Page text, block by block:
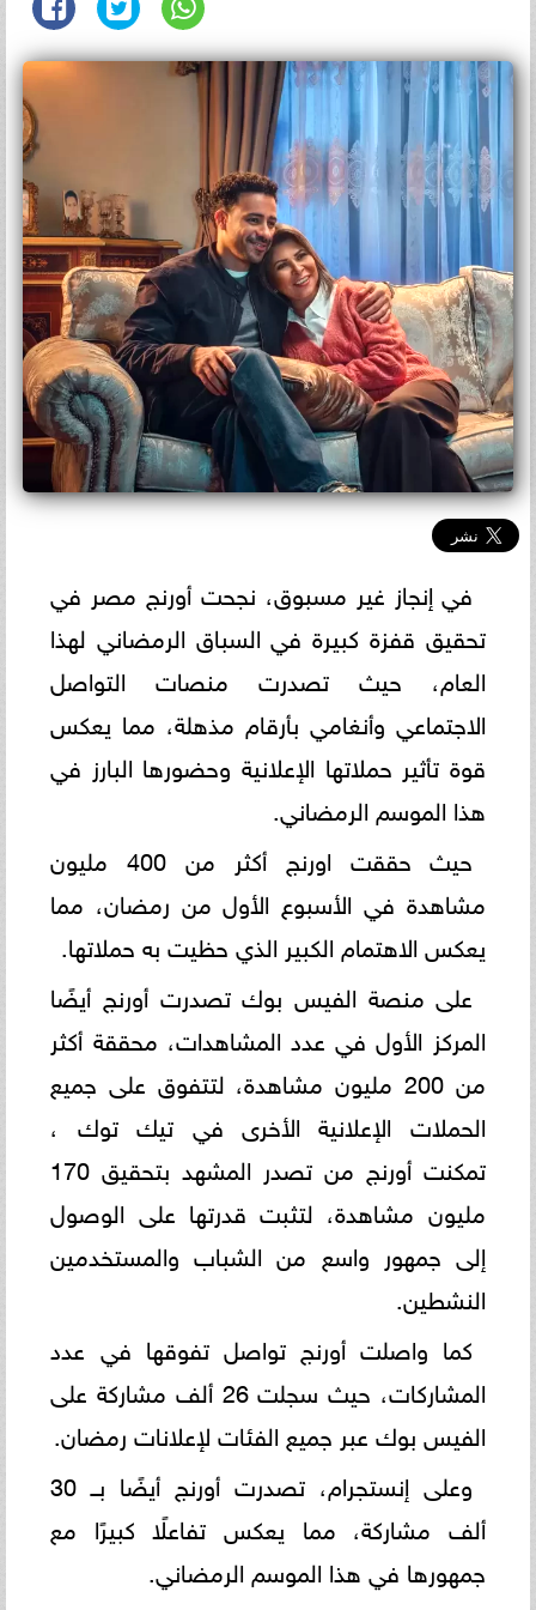
في إنجاز غير مسبوق، نجحت أورنج مصر في
تحقيق قفزة كبيرة في السباق الرمضاني لهذا
العام، حيث تصدرت منصات التواصل
الاجتماعي وأنغامي بأرقام مذهلة، مما يعكس
قوة تأثير حملاتها الإعلانية وحضورها البارز في
هذا الموسم الرمضاني.
حيث حققت اورنج أكثر من 400 مليون
مشاهدة في الأسبوع الأول من رمضان، مما
يعكس الاهتمام الكبير الذي حظيت به حملاتها.
على منصة الفيس بوك تصدرت أورنج أيضًا
المركز الأول في عدد المشاهدات، محققة أكثر
من 200 مليون مشاهدة، لتتفوق على جميع
الحملات الإعلانية الأخرى في تيك توك ،
تمكنت أورنج من تصدر المشهد بتحقيق 170
مليون مشاهدة، لتثبت قدرتها على الوصول
إلى جمهور واسع من الشباب والمستخدمين
النشطين.
كما واصلت أورنج تواصل تفوقها في عدد
المشاركات، حيث سجلت 26 ألف مشاركة على
الفيس بوك عبر جميع الفئات لإعلانات رمضان.
وعلى إنستجرام، تصدرت أورنج أيضًا بــ 30
ألف مشاركة، مما يعكس تفاعلًا كبيرًا مع
جمهورها في هذا الموسم الرمضاني.